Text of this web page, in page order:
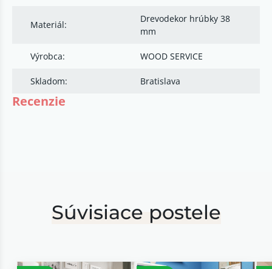
Materiál:
Drevodekor hrúbky 38
mm
Výrobca: WOOD SERVICE
Skladom: Bratislava
Recenzie
Súvisiace postele